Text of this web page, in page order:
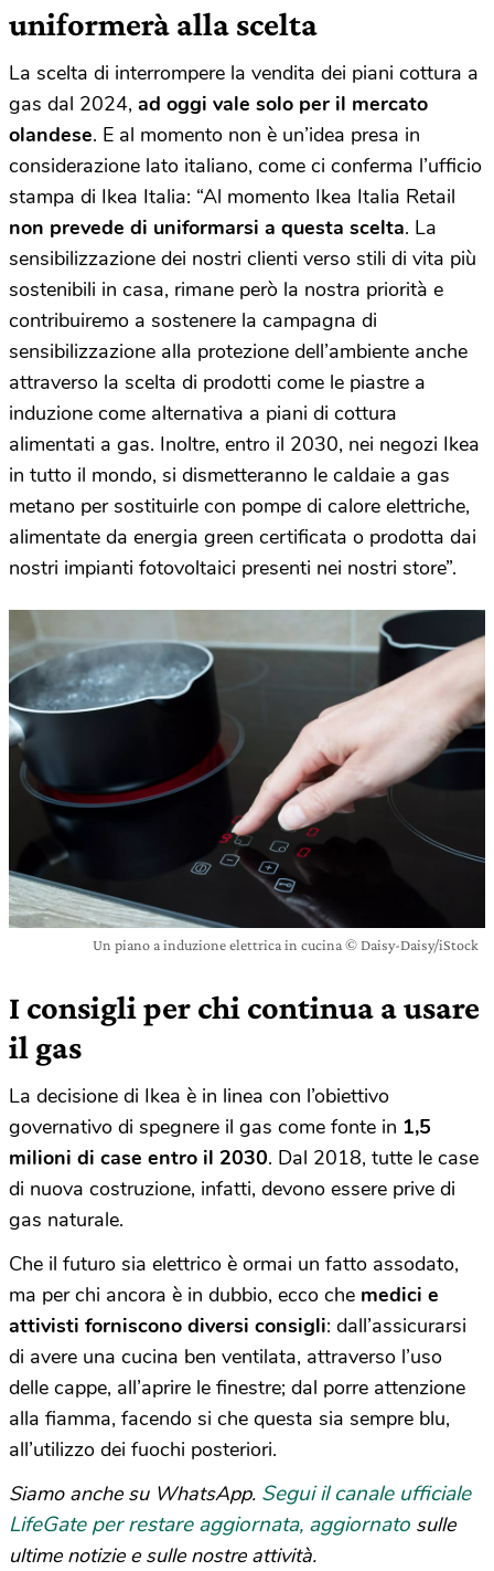
uniformerà alla scelta
La scelta di interrompere la vendita dei piani cottura a
gas dal 2024, ad oggi vale solo per il mercato
olandese. E al momento non è un’idea presa in
considerazione lato italiano, come ci conferma l’ufficio
stampa di Ikea Italia: “Al momento Ikea Italia Retail
non prevede di uniformarsi a questa scelta. La
sensibilizzazione dei nostri clienti verso stili di vita più
sostenibili in casa, rimane però la nostra priorità e
contribuiremo a sostenere la campagna di
sensibilizzazione alla protezione dell’ambiente anche
attraverso la scelta di prodotti come le piastre a
induzione come alternativa a piani di cottura
alimentati a gas. Inoltre, entro il 2030, nei negozi Ikea
in tutto il mondo, si dismetteranno le caldaie a gas
metano per sostituirle con pompe di calore elettriche,
alimentate da energia green certificata o prodotta dai
nostri impianti fotovoltaici presenti nei nostri store”.
Un piano a induzione elettrica in cucina © Daisy-Daisy/iStock
I consigli per chi continua a usare
il gas
La decisione di Ikea è in linea con l’obiettivo
governativo di spegnere il gas come fonte in 1,5
milioni di case entro il 2030. Dal 2018, tutte le case
di nuova costruzione, infatti, devono essere prive di
gas naturale.
Che il futuro sia elettrico è ormai un fatto assodato,
ma per chi ancora è in dubbio, ecco che medici e
attivisti forniscono diversi consigli: dall’assicurarsi
di avere una cucina ben ventilata, attraverso l’uso
delle cappe, all’aprire le finestre; dal porre attenzione
alla fiamma, facendo si che questa sia sempre blu,
all’utilizzo dei fuochi posteriori.
Siamo anche su WhatsApp. Segui il canale ufficiale
LifeGate per restare aggiornata, aggiornato sulle
ultime notizie e sulle nostre attività.